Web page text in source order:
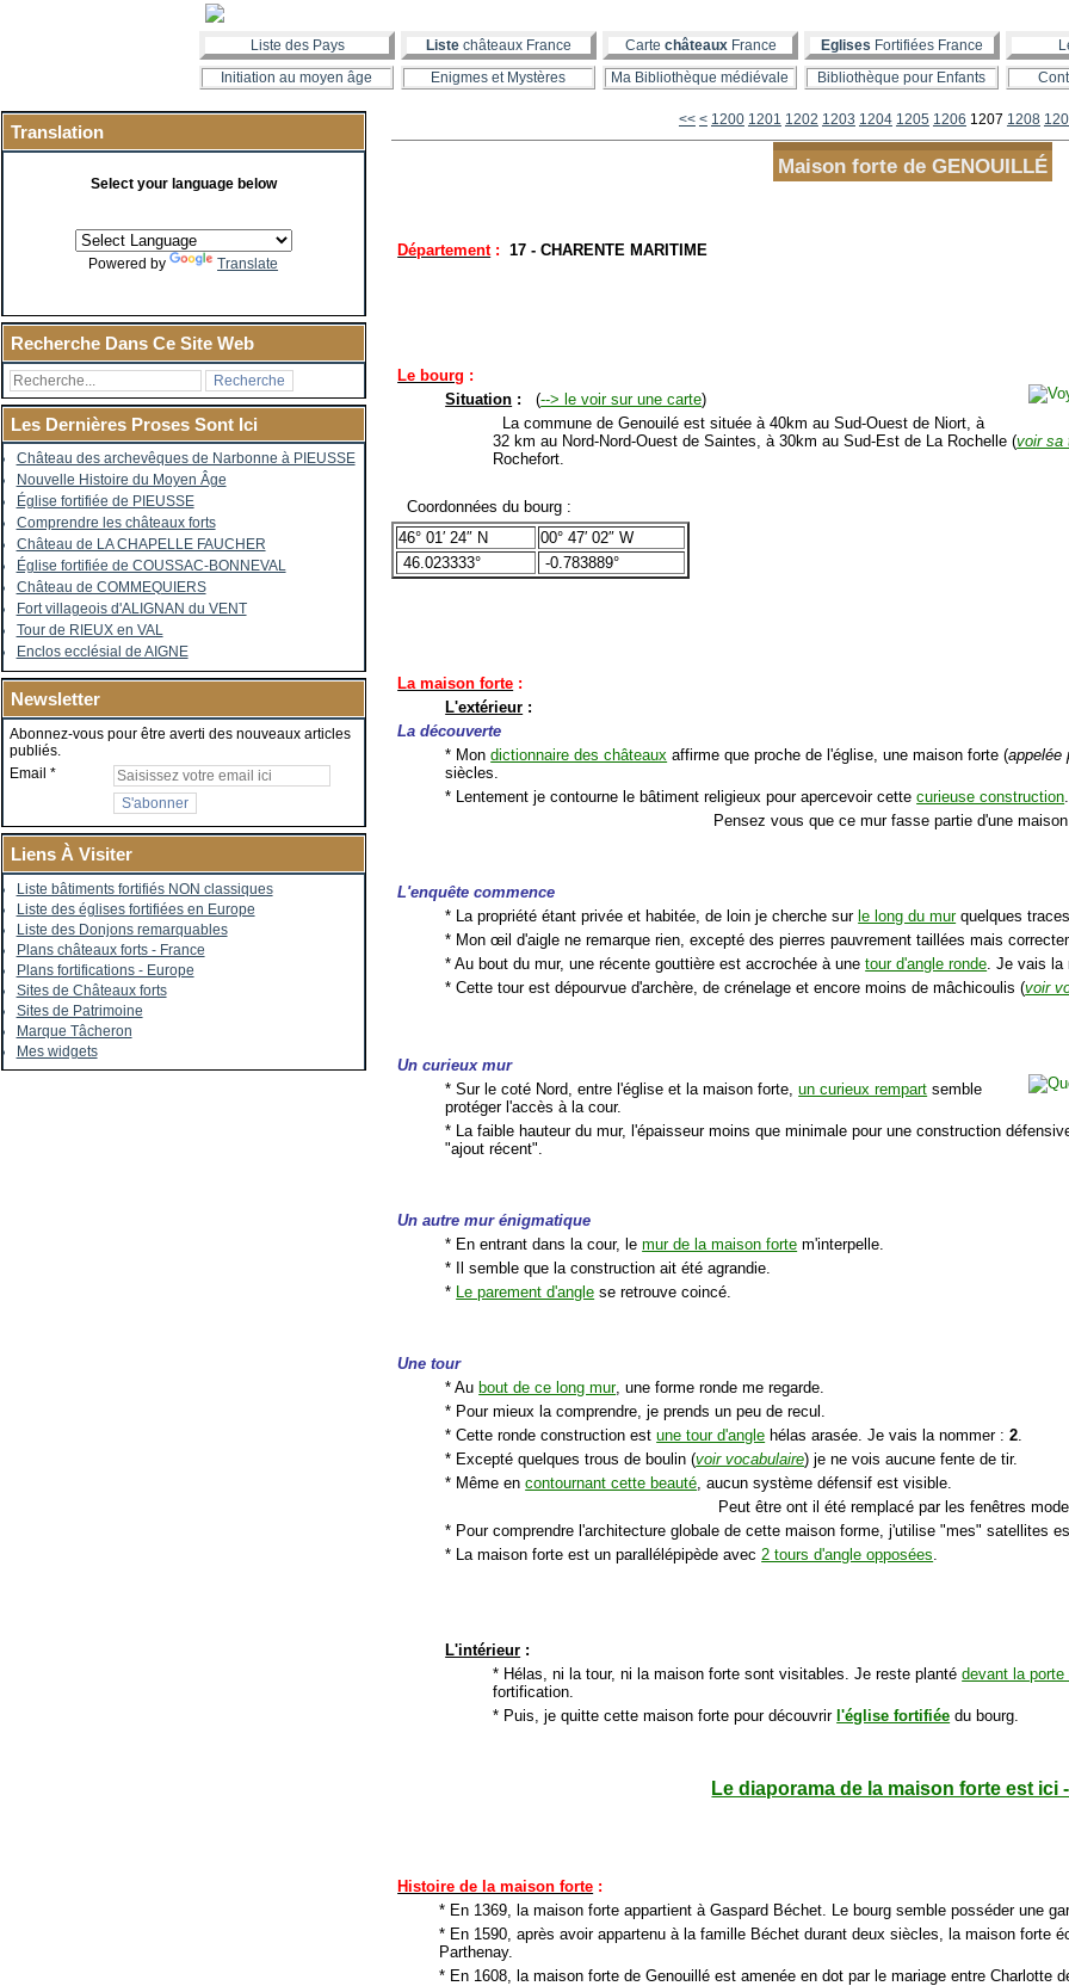
Liste des Pays Liste châteaux France Carte châteauxFrance Eglises Fortifiées France
Initiation au moyen âge
Enigmes et Mystères Ma Bibliothèque médiévale Bibliothèque pour Enfants
Translation
Select your language below
Powered by Translate
Recherche Dans Ce Site Web
Les Dernières Proses Sont Ici
Château des archevêques de Narbonne à PIEUSSE
Nouvelle Histoire du Moyen Âge
Église fortifiée de PIEUSSE
Comprendre les châteaux forts
Château de LA CHAPELLE FAUCHER
Église fortifiée de COUSSAC-BONNEVAL
Château de COMMEQUIERS
Fort villageois d'ALIGNAN du VENT
Tour de RIEUX en VAL
Enclos ecclésial de AIGNE
Newsletter
Abonnez-vous pour être averti des nouveaux articles
publiés.
Email
Liens À Visiter
Liste bâtiments fortifiés NON classiques
Liste des églises fortifiées en Europe
Liste des Donjons remarquables
Plans châteaux forts - France
Plans fortifications - Europe
Sites de Châteaux forts
Sites de Patrimoine
Marque Tâcheron
Mes widgets
<< < 1200 1201 1202 1203 1204 1205 1206 1207 1208
Maison forte de GENOUILLÉ
Département : 17 - CHARENTE MARITIME
Le bourg :
Situation : (--> le voir sur une carte)
La commune de Genouilé est située à 40km au Sud-Ouest de Niort, à
32 km au Nord-Nord-Ouest de Saintes, à 30km au Sud-Est de La Rochelle (voir sa
Rochefort.
Coordonnées du bourg :
46° 01′ 24″ N
00° 47′ 02″ W
46.023333°
-0.783889°
La maison forte :
L'extérieur :
La découverte
* Mondictionnaire des châteaux affirme que proche de l'église, une maison forte (appelée
siècles.
* Lentement je contourne le bâtiment religieux pour apercevoir cettecurieuse construction
Pensez vous que ce mur fasse partie d'une
L'enquête commence
* La propriété étant privée et habitée, de loin je cherche sur le long du murquelques
* Mon œil d'aigle ne remarque rien, excepté des pierres pauvrement taillées mais
* Au bout du mur, une récente gouttière est accrochée à unetour d'angle ronde . Je vais
* Cette tour est dépourvue d'archère, de crénelage et encore moins de mâchicoulis (voir
Un curieux mur
* Sur le coté Nord, entre l'église et la maison forte,un curieux rempart semble
protéger l'accès à la cour.
* La faible hauteur du mur, l'épaisseur moins que minimale pour une construction
"ajout récent".
Un autre mur énigmatique
* En entrant dans la cour, lemur de la maison forte m'interpelle.
* Il semble que la construction ait été agrandie.
*
Le parement d'angle se retrouve coincé.
Une tour
* Au bout de ce long mur, une forme ronde me regarde.
* Pour mieux la comprendre, je prends un peu de recul.
* Cette ronde construction estune tour d'angle hélas arasée. Je vais la nommer :2
* Excepté quelques trous de boulin (voir vocabulaire) je ne vois aucune fente de tir.
* Même encontournant cette beauté , aucun système défensif est visible.
Peut être ont il été remplacé par les fenêtres
* Pour comprendre l'architecture globale de cette maison forme, j'utilise "mes" satellites
* La maison forte est un parallélépipède avec 2 tours d'angle opposées
L'intérieur :
* Hélas, ni la tour, ni la maison forte sont visitables. Je reste plantédevant la porte
fortification.
* Puis, je quitte cette maison forte pour découvrir l'église fortifiée du bourg.
Le diaporama de la maison forte est ici
Histoire de la maison forte :
* En 1369, la maison forte appartient à Gaspard Béchet. Le bourg semble posséder une
* En 1590, après avoir appartenu à la famille Béchet durant deux siècles, la maison forte
Parthenay.
* En 1608, la maison forte de Genouillé est amenée en dot par le mariage entre Charlotte